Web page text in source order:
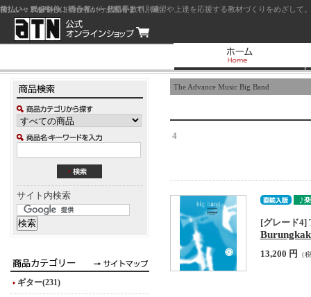
ジャズを中心に初心者から上級者まで、練習や上達を応援する教材づくりをめざし
サイト内検索
ギター(231)
The Advance Music Big Band
4
[グレード4]
13,200 円 （
前払い：クレジットカード（一括払い）
後払い：代金引換（現金払い・代引手数料別途）
前払い：PayPay